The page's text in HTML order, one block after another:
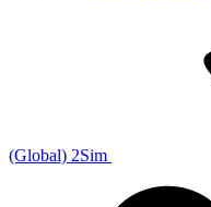
(Global) 2Sim